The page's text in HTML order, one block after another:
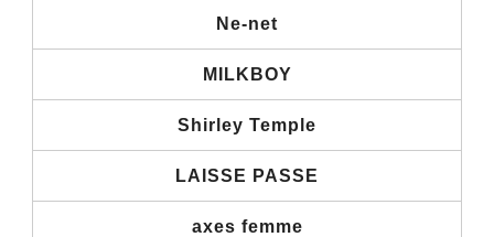
Ne-net
MILKBOY
Shirley Temple
LAISSE PASSE
axes femme